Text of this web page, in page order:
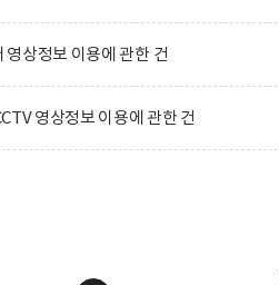
상정보 이용에 관한 건
영상정보 이용에 관한 건